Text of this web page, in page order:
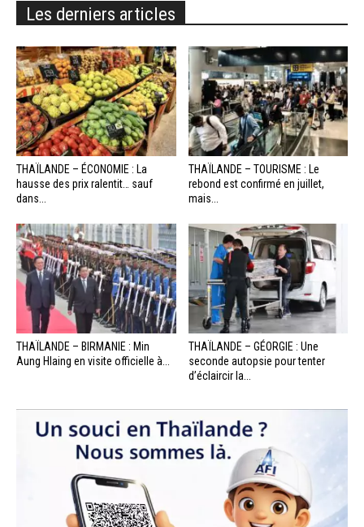
Les derniers articles
THAÏLANDE – ÉCONOMIE : La
hausse des prix ralentit… sauf
dans...
THAÏLANDE – TOURISME : Le
rebond est confirmé en juillet,
mais...
THAÏLANDE – BIRMANIE : Min
Aung Hlaing en visite officielle à...
THAÏLANDE – GÉORGIE : Une
seconde autopsie pour tenter
d’éclaircir la...